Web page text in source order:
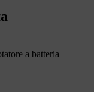
a batteria